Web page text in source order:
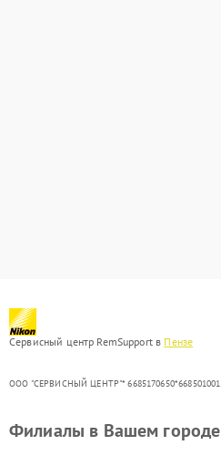
Сервисный центр RemSupport в Пензе
ООО "СЕРВИСНЫЙ ЦЕНТР"* 6685170650*668501001
Филиалы в Вашем городе